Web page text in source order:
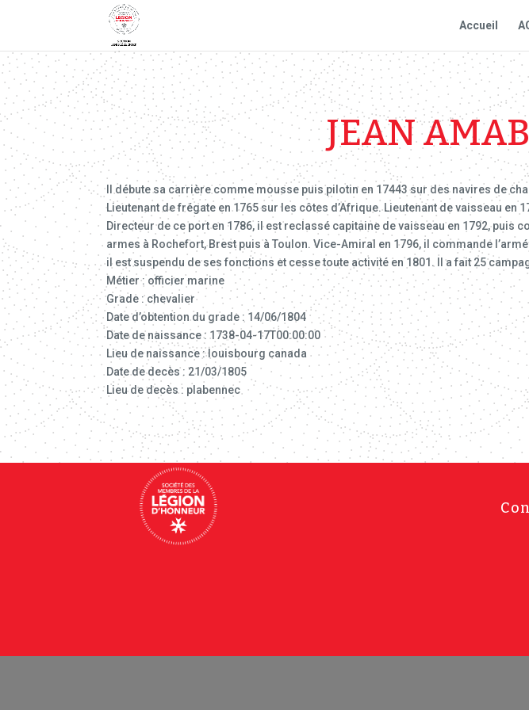
Accueil
JEAN
Il débute sa carrière comme mousse puis pilotin en 17443 sur des navires de
Lieutenant de frégate en 1765 sur les côtes d’Afrique. Lieutenant de vaisseau en
Directeur de ce port en 1786, il est reclassé capitaine de vaisseau en 1792,
armes à Rochefort, Brest puis à Toulon. Vice-Amiral en 1796, il commande
il est suspendu de ses fonctions et cesse toute activité en 1801. Il a fait 25
Métier : officier marine
Grade : chevalier
Date d’obtention du grade : 14/06/1804
Date de naissance : 1738-04-17T00:00:00
Lieu de naissance : louisbourg canada
Date de decès : 21/03/1805
Lieu de decès : plabennec